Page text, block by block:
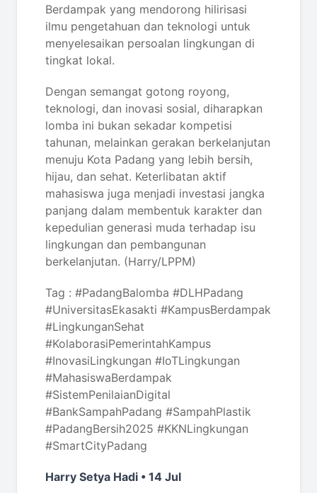
Berdampak yang mendorong hilirisasi
ilmu pengetahuan dan teknologi untuk
menyelesaikan persoalan lingkungan di
tingkat lokal.
Dengan semangat gotong royong,
teknologi, dan inovasi sosial, diharapkan
lomba ini bukan sekadar kompetisi
tahunan, melainkan gerakan berkelanjutan
menuju Kota Padang yang lebih bersih,
hijau, dan sehat. Keterlibatan aktif
mahasiswa juga menjadi investasi jangka
panjang dalam membentuk karakter dan
kepedulian generasi muda terhadap isu
lingkungan dan pembangunan
berkelanjutan. (Harry/LPPM)
Tag : #PadangBalomba #DLHPadang
#UniversitasEkasakti #KampusBerdampak
#LingkunganSehat
#KolaborasiPemerintahKampus
#InovasiLingkungan #IoTLingkungan
#MahasiswaBerdampak
#SistemPenilaianDigital
#BankSampahPadang #SampahPlastik
#PadangBersih2025 #KKNLingkungan
#SmartCityPadang
Harry Setya Hadi • 14 Jul